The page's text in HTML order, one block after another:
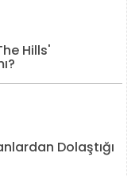
Hills'
Dolaştığı